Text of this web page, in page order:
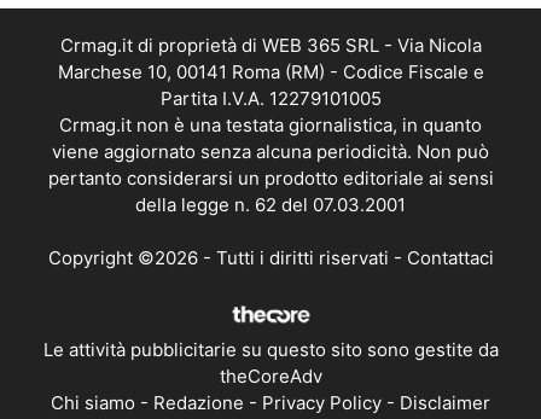
Crmag.it di proprietà di WEB 365 SRL - Via Nicola
Marchese 10, 00141 Roma (RM) - Codice Fiscale e
Partita I.V.A. 12279101005
Crmag.it non è una testata giornalistica, in quanto
viene aggiornato senza alcuna periodicità. Non può
pertanto considerarsi un prodotto editoriale ai sensi
della legge n. 62 del 07.03.2001
Copyright ©2026 - Tutti i diritti riservati - Contattaci
Le attività pubblicitarie su questo sito sono gestite da
theCoreAdv
Chi siamo - Redazione - Privacy Policy - Disclaimer